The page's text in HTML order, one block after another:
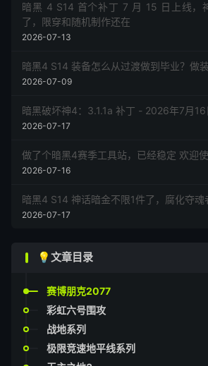
暗黑 4 S14 首个补丁 7 月 15 日上线，
了，限穿和随机制作还在
2026-07-13
暗黑4 S14 装备怎么从过渡做到毕业？做
2026-07-09
暗黑破坏神4：3.1.1a 补丁 - 2026年7月16
2026-07-17
做了个暗黑4赛季工具站，已经稳定 欢迎
2026-07-16
暗黑4 S14 神话暗金不限1件了，腐化夺魂
2026-07-17
💡文章目录
赛博朋克2077
彩虹六号围攻
战地系列
极限竞速地平线系列